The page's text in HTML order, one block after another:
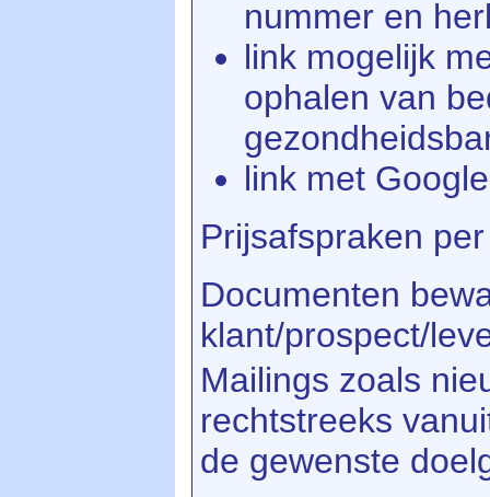
nummer en
link mogelijk
ophalen van
link met
Prijsafspraken
Documenten
klant/prospect/
Mailings zoals
rechtstreeks
de gewenste